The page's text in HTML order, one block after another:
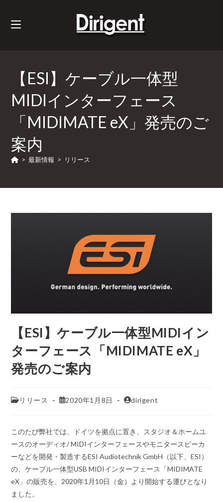
【ESI】ケーブル一体型
MIDIインターフェース
「MIDIMATE eX」発売のご
案内
> 最新情報 > リリース
【ESI】ケーブル一体型MIDIイン
ターフェース「MIDIMATE eX」
発売のご案内
リリース 2020年1月8日 dirigent
このたび弊社では、ドイツを拠点に置き、スタジオ＆ホームユ
ースのオーディオ/ MIDIインターフェースやモニタースピーカ
ーなどを開発・製造するESI Audiotechnik GmbH（以下、ESI）
の、ケーブル一体型USB MIDIインターフェース「MIDIMATE
eX」の販売を、2020年1月10日（金）より開始する運びとなり
ました。